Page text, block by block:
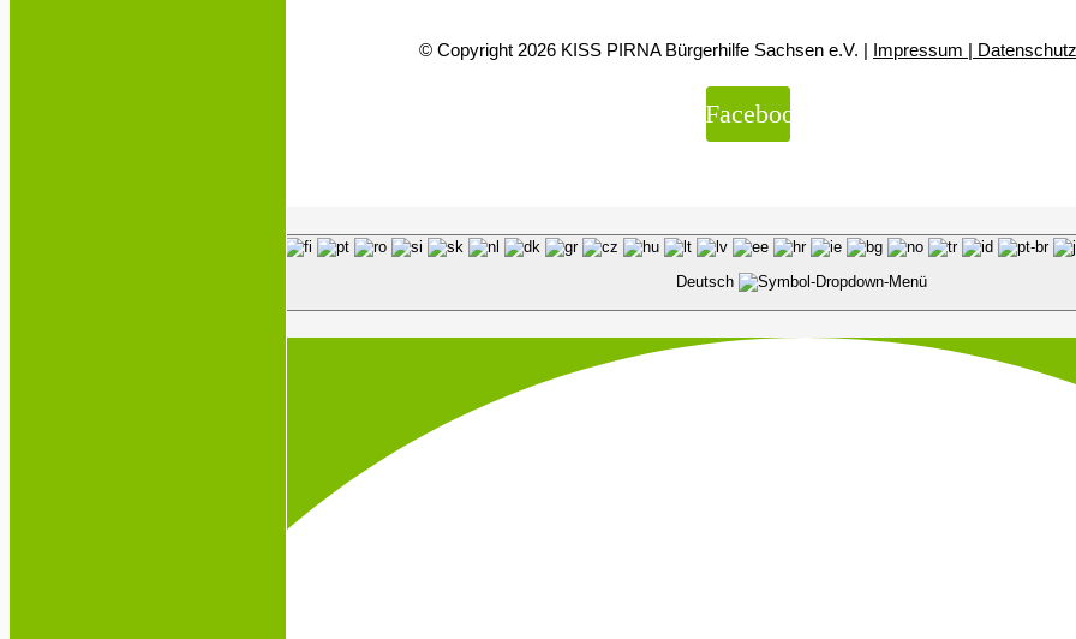
© Copyright 2026 KISS PIRNA Bürgerhilfe Sachsen e.V. | Impressum | Datenschutz
Facebook
Deutsch